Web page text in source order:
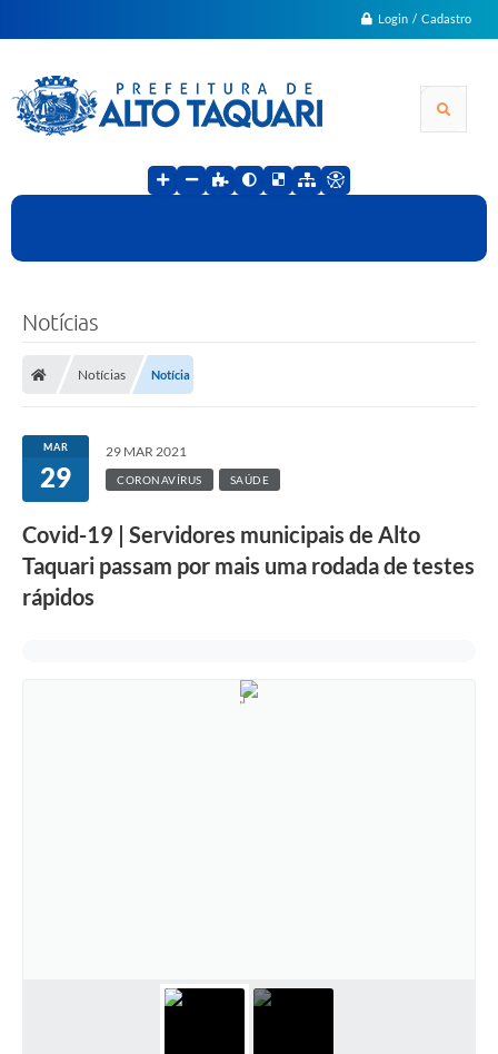
Login / Cadastro
Notícias
Notícias Notícia
MAR
29
29 MAR 2021
CORONAVÍRUS SAÚDE
Covid-19 | Servidores municipais de Alto
Taquari passam por mais uma rodada de testes
rápidos